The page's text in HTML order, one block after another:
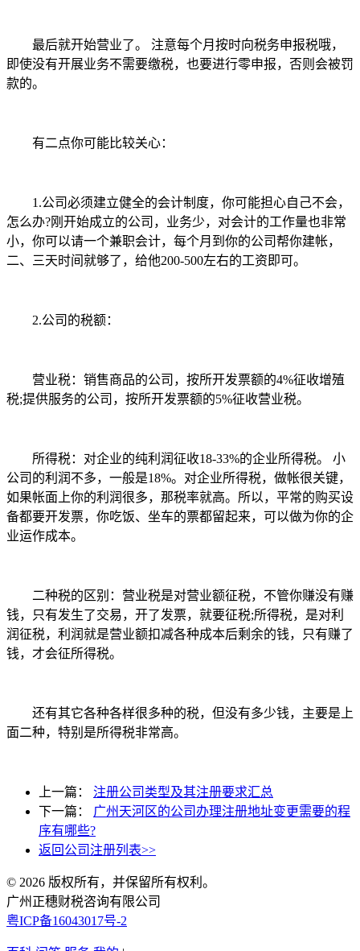
最后就开始营业了。 注意每个月按时向税务申报税哦，
即使没有开展业务不需要缴税，也要进行零申报，否则会被罚
款的。
有二点你可能比较关心：
1.公司必须建立健全的会计制度，你可能担心自己不会，
怎么办?刚开始成立的公司，业务少，对会计的工作量也非常
小，你可以请一个兼职会计，每个月到你的公司帮你建帐，
二、三天时间就够了，给他200-500左右的工资即可。
2.公司的税额：
营业税：销售商品的公司，按所开发票额的4%征收增殖
税;提供服务的公司，按所开发票额的5%征收营业税。
所得税：对企业的纯利润征收18-33%的企业所得税。 小
公司的利润不多，一般是18%。对企业所得税，做帐很关键，
如果帐面上你的利润很多，那税率就高。所以，平常的购买设
备都要开发票，你吃饭、坐车的票都留起来，可以做为你的企
业运作成本。
二种税的区别：营业税是对营业额征税，不管你赚没有赚
钱，只有发生了交易，开了发票，就要征税;所得税，是对利
润征税，利润就是营业额扣减各种成本后剩余的钱，只有赚了
钱，才会征所得税。
还有其它各种各样很多种的税，但没有多少钱，主要是上
面二种，特别是所得税非常高。
上一篇： 注册公司类型及其注册要求汇总
下一篇： 广州天河区的公司办理注册地址变更需要的程
序有哪些?
返回公司注册列表>>
© 2026 版权所有，并保留所有权利。
广州正穗财税咨询有限公司
粤ICP备16043017号-2